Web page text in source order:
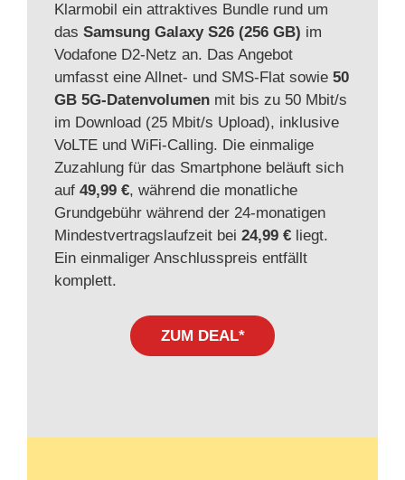
Klarmobil ein attraktives Bundle rund um
das Samsung Galaxy S26 (256 GB) im
Vodafone D2-Netz an. Das Angebot
umfasst eine Allnet- und SMS-Flat sowie 50
GB 5G-Datenvolumen mit bis zu 50 Mbit/s
im Download (25 Mbit/s Upload), inklusive
VoLTE und WiFi-Calling. Die einmalige
Zuzahlung für das Smartphone beläuft sich
auf 49,99 €, während die monatliche
Grundgebühr während der 24-monatigen
Mindestvertragslaufzeit bei 24,99 € liegt.
Ein einmaliger Anschlusspreis entfällt
komplett.
ZUM DEAL*